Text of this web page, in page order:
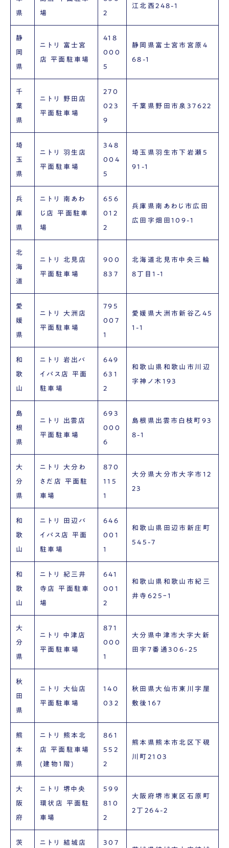
県
場
2
江北西248-1
静
岡
県
ニトリ 富士宮
店 平面駐車場
418
000
5
静岡県富士宮市宮原4
68-1
千
葉
県
ニトリ 野田店
平面駐車場
270
023
9
千葉県野田市泉37622
埼
玉
県
ニトリ 羽生店
平面駐車場
348
004
5
埼玉県羽生市下岩瀬5
91-1
兵
庫
県
ニトリ 南あわ
じ店 平面駐車
場
656
012
2
兵庫県南あわじ市広田
広田字畑田109-1
北
海
道
ニトリ 北見店
平面駐車場
900
837
北海道北見市中央三輪
8丁目1-1
愛
媛
県
ニトリ 大洲店
平面駐車場
795
007
1
愛媛県大洲市新谷乙45
1-1
和
歌
山
ニトリ 岩出バ
イパス店 平面
駐車場
649
631
2
和歌山県和歌山市川辺
字神ノ木193
島
根
県
ニトリ 出雲店
平面駐車場
693
000
6
島根県出雲市白枝町93
8-1
大
分
県
ニトリ 大分わ
さだ店 平面駐
車場
870
115
1
大分県大分市大字市12
23
和
歌
山
ニトリ 田辺バ
イパス店 平面
駐車場
646
001
1
和歌山県田辺市新庄町
545-7
和
歌
山
ニトリ 紀三井
寺店 平面駐車
場
641
001
2
和歌山県和歌山市紀三
井寺625ｰ1
大
分
県
ニトリ 中津店
平面駐車場
871
000
1
大分県中津市大字大新
田字7番通306-25
秋
田
県
ニトリ 大仙店
平面駐車場
140
032
秋田県大仙市東川字屋
敷後167
熊
本
県
ニトリ 熊本北
店 平面駐車場
(建物1階)
861
552
2
熊本県熊本市北区下硯
川町2103
大
阪
府
ニトリ 堺中央
環状店 平面駐
車場
599
810
2
大阪府堺市東区石原町
2丁264-2
茨 ニトリ 結城店
307